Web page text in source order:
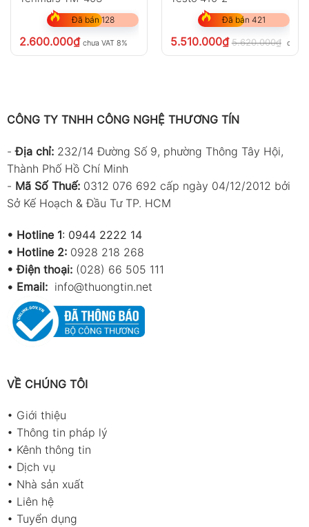
Đã bán 128
2.600.000₫ chưa VAT 8%
Đã bán 421
5.510.000₫ 5.620.000₫ chưa
CÔNG TY TNHH CÔNG NGHỆ THƯƠNG TÍN
-Địa chỉ: 232/14 Đường Số 9, phường Thông Tây Hội,
Thành Phố Hồ Chí Minh
- Mã Số Thuế: 0312 076 692 cấp ngày 04/12/2012 bởi
Sở Kế Hoạch & Đầu Tư TP. HCM
• Hotline 1: 0944 2222 14
• Hotline 2: 0928 218 268
• Điện thoại: (028) 66 505 111
• Email: info@thuongtin.net
VỀ CHÚNG TÔI
• Giới thiệu
• Thông tin pháp lý
• Kênh thông tin
• Dịch vụ
• Nhà sản xuất
• Liên hệ
• Tuyển dụng